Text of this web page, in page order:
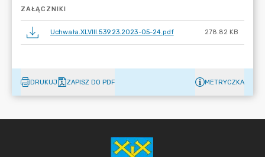
ZAŁĄCZNIKI
Uchwała.XLVIII.539.23.2023-05-24.pdf 278.82 KB
DRUKUJ ZAPISZ DO PDF METRYCZKA